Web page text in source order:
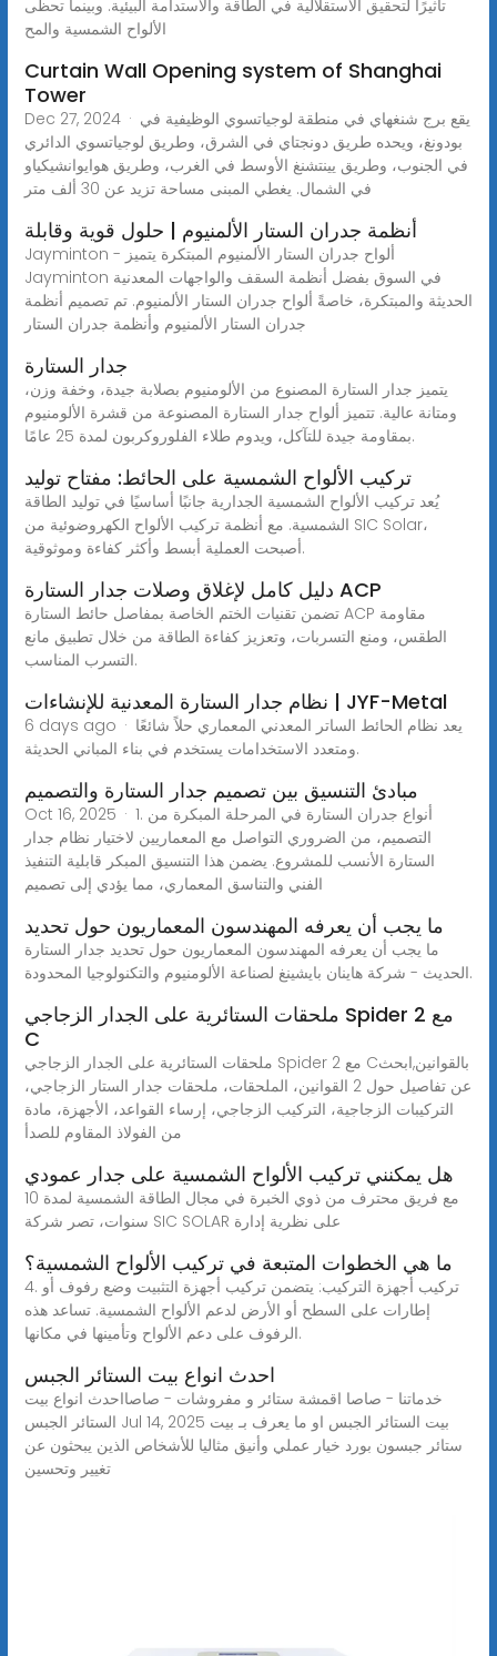
تأثيرًا لتحقيق الاستقلالية في الطاقة والاستدامة البيئية. وبينما تحظى
الألواح الشمسية والمح
Curtain Wall Opening system of Shanghai
Tower
Dec 27, 2024 · يقع برج شنغهاي في منطقة لوجياتسوي الوظيفية في
بودونغ، ويحده طريق دونجتاي في الشرق، وطريق لوجياتسوي الدائري
في الجنوب، وطريق يينتشنغ الأوسط في الغرب، وطريق هوايوانشيكياو
في الشمال. يغطي المبنى مساحة تزيد عن 30 ألف متر
أنظمة جدران الستار الألمنيوم | حلول قوية وقابلة
Jayminton - ألواح جدران الستار الألمنيوم المبتكرة يتميز
Jayminton في السوق بفضل أنظمة السقف والواجهات المعدنية
الحديثة والمبتكرة، خاصةً ألواح جدران الستار الألمنيوم. تم تصميم أنظمة
جدران الستار الألمنيوم وأنظمة جدران الستار
جدار الستارة
يتميز جدار الستارة المصنوع من الألومنيوم بصلابة جيدة، وخفة وزن،
ومتانة عالية. تتميز ألواح جدار الستارة المصنوعة من قشرة الألومنيوم
بمقاومة جيدة للتآكل، ويدوم طلاء الفلوروكربون لمدة 25 عامًا.
تركيب الألواح الشمسية على الحائط: مفتاح توليد
يُعد تركيب الألواح الشمسية الجدارية جانبًا أساسيًا في توليد الطاقة
الشمسية. مع أنظمة تركيب الألواح الكهروضوئية من SIC Solar،
أصبحت العملية أبسط وأكثر كفاءة وموثوقية.
دليل كامل لإغلاق وصلات جدار الستارة ACP
تضمن تقنيات الختم الخاصة بمفاصل حائط الستارة ACP مقاومة
الطقس، ومنع التسربات، وتعزيز كفاءة الطاقة من خلال تطبيق مانع
التسرب المناسب.
نظام جدار الستارة المعدنية للإنشاءات | JYF-Metal
6 days ago · يعد نظام الحائط الساتر المعدني المعماري حلاً شائعًا
ومتعدد الاستخدامات يستخدم في بناء المباني الحديثة.
مبادئ التنسيق بين تصميم جدار الستارة والتصميم
Oct 16, 2025 · 1. أنواع جدران الستارة في المرحلة المبكرة من
التصميم، من الضروري التواصل مع المعماريين لاختيار نظام جدار
الستارة الأنسب للمشروع. يضمن هذا التنسيق المبكر قابلية التنفيذ
الفني والتناسق المعماري، مما يؤدي إلى تصميم
ما يجب أن يعرفه المهندسون المعماريون حول تحديد
ما يجب أن يعرفه المهندسون المعماريون حول تحديد جدار الستارة
الحديث - شركة هاينان بايشينغ لصناعة الألومنيوم والتكنولوجيا المحدودة.
ملحقات الستائرية على الجدار الزجاجي Spider مع 2
C
ملحقات الستائرية على الجدار الزجاجي Spider مع 2 Cبالقوانين,ابحث
عن تفاصيل حول 2 القوانين، الملحقات، ملحقات جدار الستار الزجاجي،
التركيبات الزجاجية، التركيب الزجاجي، إرساء القواعد، الأجهزة، مادة
من الفولاذ المقاوم للصدأ
هل يمكنني تركيب الألواح الشمسية على جدار عمودي
مع فريق محترف من ذوي الخبرة في مجال الطاقة الشمسية لمدة 10
سنوات، تصر شركة SIC SOLAR على نظرية إدارة
ما هي الخطوات المتبعة في تركيب الألواح الشمسية؟
4. تركيب أجهزة التركيب: يتضمن تركيب أجهزة التثبيت وضع رفوف أو
إطارات على السطح أو الأرض لدعم الألواح الشمسية. تساعد هذه
الرفوف على دعم الألواح وتأمينها في مكانها.
احدث انواع بيت الستائر الجبس
خدماتنا - صاصا اقمشة ستائر و مفروشات - صاصااحدث انواع بيت
الستائر الجبس Jul 14, 2025 بيت الستائر الجبس او ما يعرف بـ بيت
ستائر جبسون بورد خيار عملي وأنيق مثاليا للأشخاص الذين يبحثون عن
تغيير وتحسين